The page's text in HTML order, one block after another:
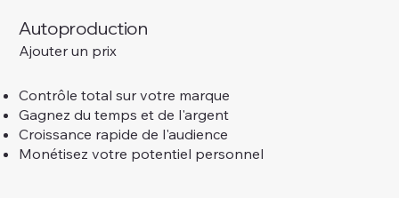
Autoproduction
Ajouter un prix
Contrôle total sur votre marque
Gagnez du temps et de l'argent
Croissance rapide de l'audience
Monétisez votre potentiel personnel